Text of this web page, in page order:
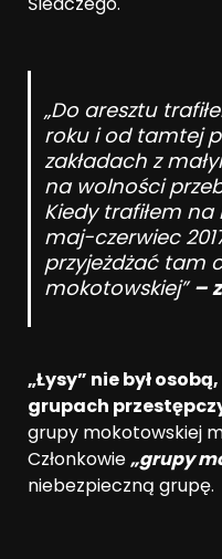
„Do aresztu
roku i od tamtej
zakładach z
na wolności
Kiedy trafiłem na
maj-czerwiec
przyjeżdżać tam
mokotowskiej”–
„Łysy” nie był
grupach
grupy mokotowskiej
Członkowie„grupy
niebezpieczną grupę.